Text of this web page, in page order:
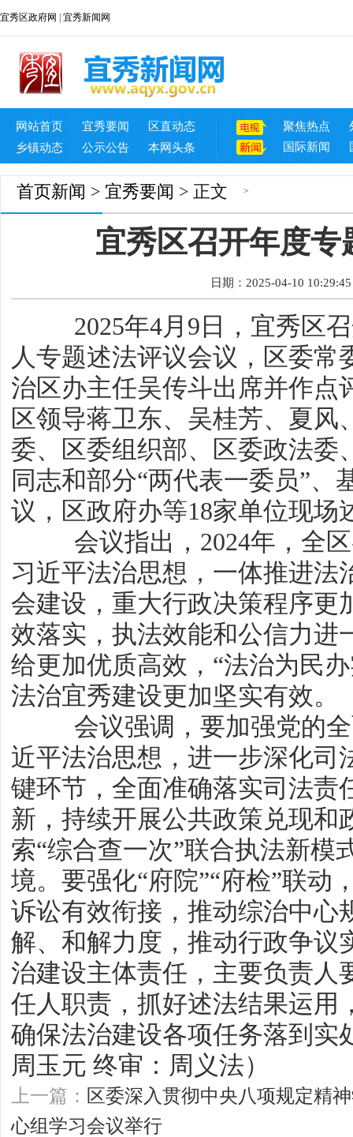
宜秀区政府网 宜秀新闻网
网站首页 宜秀要闻
区直动态
乡镇动态
公示公告 本网头条
聚焦热点
国际新闻
首页 >
新闻 > 宜秀要闻 > 正文
宜秀区召开年度专
日期：2025-04-10 10:29:45
2025年4月9日，宜秀区召
人专题述法评议会议，区委常
治区办主任吴传斗出席并作点
区领导蒋卫东、吴桂芳、夏
委、区委组织部、区委政法委
同志和部分“两代表一委员”
议，区政府办等18家单位现场
会议指出，2024年，全区
习近平法治思想，一体推进法
会建设，重大行政决策程序更
效落实，执法效能和公信力进
给更加优质高效，“法治为民
法治宜秀建设更加坚实有效。
会议强调，要加强党的全
近平法治思想，进一步深化司
键环节，全面准确落实司法责
新，持续开展公共政策兑现和
索“综合查一次”联合执法新模
境。要强化“府院”“府检”联动
诉讼有效衔接，推动综治中心
解、和解力度，推动行政争议
治建设主体责任，主要负责人
任人职责，抓好述法结果运用
确保法治建设各项任务落到
周玉元 终审：周义法）
上一篇： 区委深入贯彻中央八项规定精
心组学习会议举行